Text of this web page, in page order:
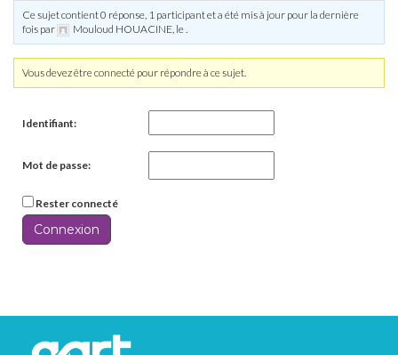
Ce sujet contient 0 réponse, 1 participant et a été mis à jour pour la dernière
fois par
Mouloud HOUACINE, le.
Vous devez être connecté pour répondre à ce sujet.
Identifiant:
Mot de passe:
Rester connecté
Connexion